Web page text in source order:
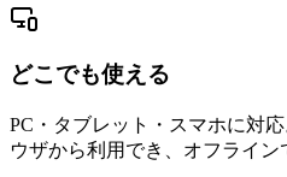
どこでも使える
PC・タブレット・スマホに対
ウザから利用でき、オフライン